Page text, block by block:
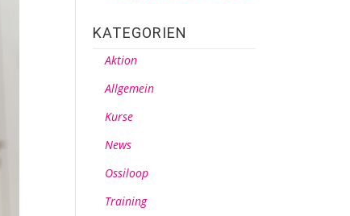
KATEGORIEN
Aktion
Allgemein
Kurse
News
Ossiloop
Training